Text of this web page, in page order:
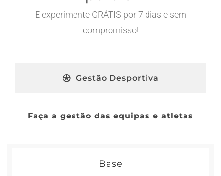
E experimente GRÁTIS por 7 dias e sem
compromisso!
Gestão Desportiva
Faça a gestão das equipas e atletas
Base